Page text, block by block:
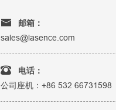
邮箱：
sales@lasence.com
电话：
公司座机：+86 532 66731598